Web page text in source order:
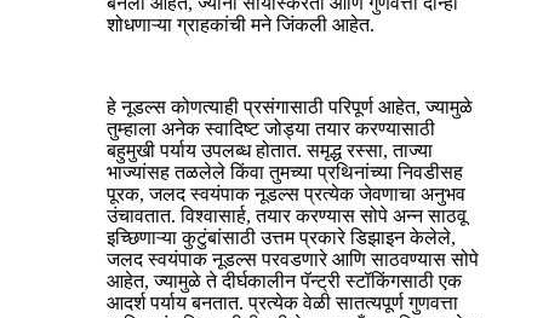
शोधणाऱ्या ग्राहकांची मने जिंकली आहेत.
हे नूडल्स कोणत्याही प्रसंगासाठी परिपूर्ण आहेत, ज्यामुळे
तुम्हाला अनेक स्वादिष्ट जोड्या तयार करण्यासाठी
बहुमुखी पर्याय उपलब्ध होतात. समृद्ध रस्सा, ताज्या
भाज्यांसह तळलेले किंवा तुमच्या प्रथिनांच्या निवडीसह
पूरक, जलद स्वयंपाक नूडल्स प्रत्येक जेवणाचा अनुभव
उंचावतात. विश्वासार्ह, तयार करण्यास सोपे अन्न साठवू
इच्छिणाऱ्या कुटुंबांसाठी उत्तम प्रकारे डिझाइन केलेले,
जलद स्वयंपाक नूडल्स परवडणारे आणि साठवण्यास सोपे
आहेत, ज्यामुळे ते दीर्घकालीन पॅन्ट्री स्टॉकिंगसाठी एक
आदर्श पर्याय बनतात. प्रत्येक वेळी सातत्यपूर्ण गुणवत्ता